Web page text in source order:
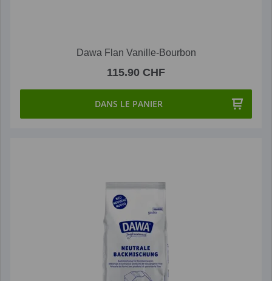
Dawa Flan Vanille-Bourbon
115.90 CHF
DANS LE PANIER